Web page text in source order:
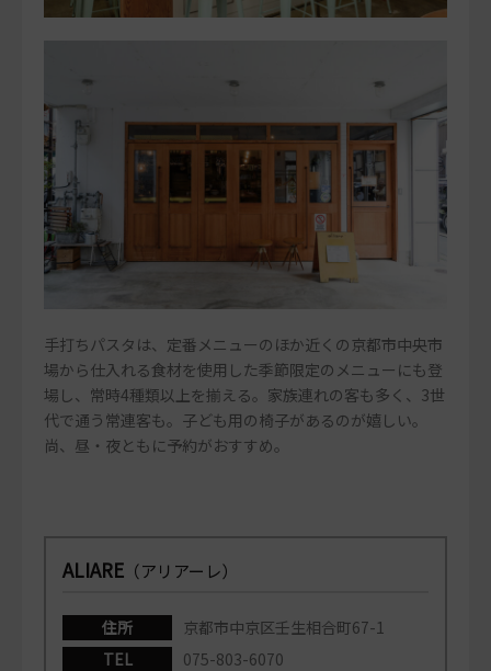
手打ちパスタは、定番メニューのほか近くの京都市中央市
場から仕入れる食材を使用した季節限定のメニューにも登
場し、常時4種類以上を揃える。家族連れの客も多く、3世
代で通う常連客も。子ども用の椅子があるのが嬉しい。
尚、昼・夜ともに予約がおすすめ。
ALIARE （アリアーレ）
住所
京都市中京区壬生相合町67-1
TEL
075-803-6070